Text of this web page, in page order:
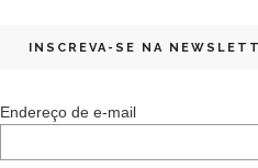
INSCREVA-SE NA
Endereço de e-mail